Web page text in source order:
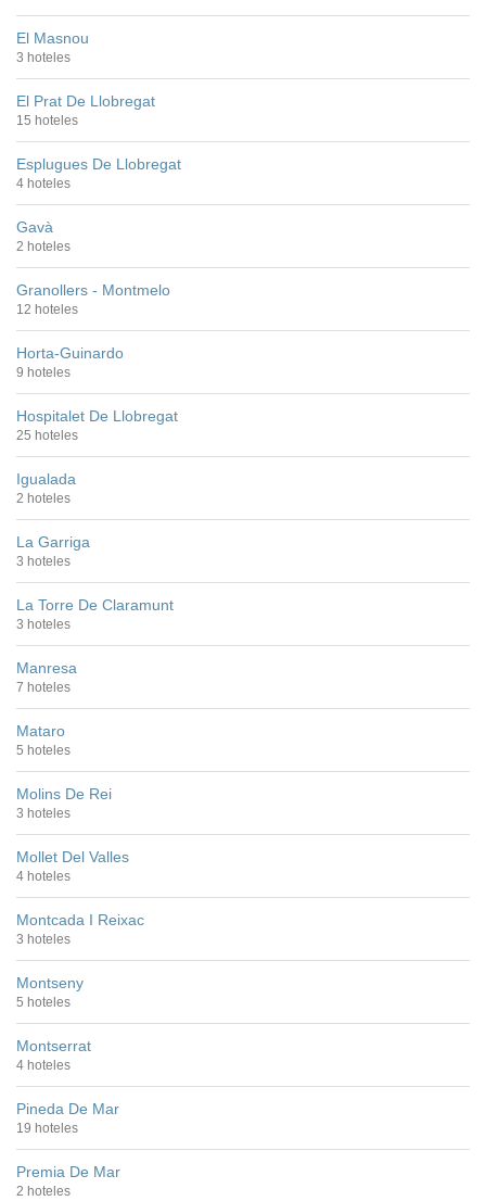
El Masnou
3 hoteles
El Prat De Llobregat
15 hoteles
Esplugues De Llobregat
4 hoteles
Gavà
2 hoteles
Granollers - Montmelo
12 hoteles
Horta-Guinardo
9 hoteles
Hospitalet De Llobregat
25 hoteles
Igualada
2 hoteles
La Garriga
3 hoteles
La Torre De Claramunt
3 hoteles
Manresa
7 hoteles
Mataro
5 hoteles
Molins De Rei
3 hoteles
Mollet Del Valles
4 hoteles
Montcada I Reixac
3 hoteles
Montseny
5 hoteles
Montserrat
4 hoteles
Pineda De Mar
19 hoteles
Premia De Mar
2 hoteles